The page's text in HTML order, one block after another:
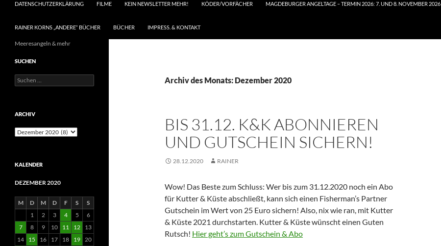
DATENSCHUTZERKLÄRUNG FILME KEIN NEWSLETTER MEHR! KÖDER/VORFÄCHER MAGDEBURGER ANGELTAGE – TERMIN 2026: 7. UND 8. NOVEMBER 2026
RAINER KORNS „ANDERE“ BÜCHER BÜCHER IMPRESS. & KONTAKT
Archiv des Monats: Dezember 2020
BIS 31.12. K&K ABONNIEREN
UND GUTSCHEIN SICHERN!
28.12.2020 RAINER
Wow! Das Beste zum Schluss: Wer bis zum 31.12.2020 noch ein Abo
für Kutter & Küste abschließt, kann sich einen Fisherman’s Partner
Gutschein im Wert von 25 Euro sichern! Also, nix wie ran, mit Kutter
& Küste 2021 durchstarten. Kutter & Küste wünscht einen Guten
Rutsch! Hier geht’s zum Gutschein & Abo
Meeresangeln & mehr
SUCHEN
Suchen
nach:
ARCHIV
Archiv
KALENDER
DEZEMBER 2020
M D M D F S
S
1
2 3 4 5
6
7
8 9 10 11 12
13
14
15 16 17 18 19 20